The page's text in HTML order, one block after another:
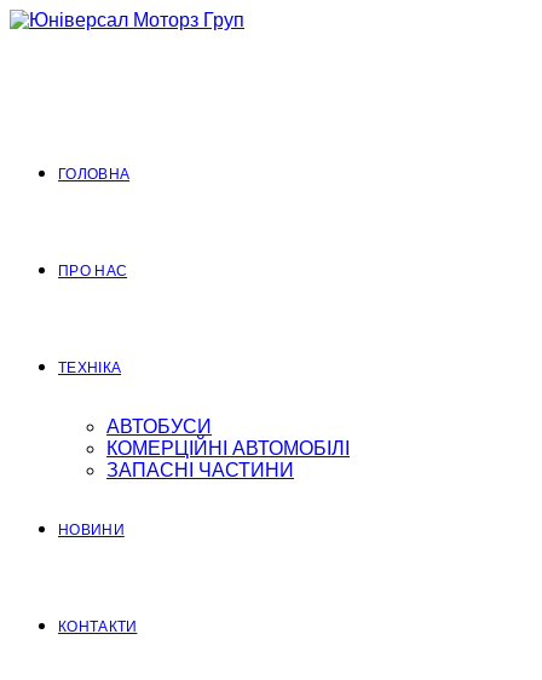
Перейти
ГОЛОВНА
ПРО НАС
ТЕХНІКА
АВТОБУСИ
КОМЕРЦІЙНІ АВТОМОБІЛІ
ЗАПАСНІ ЧАСТИНИ
НОВИНИ
КОНТАКТИ